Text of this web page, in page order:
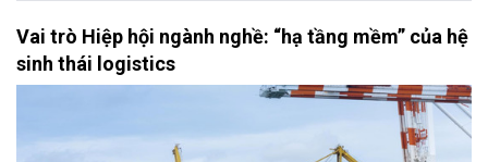
Vai trò Hiệp hội ngành nghề: “hạ tầng mềm” của hệ
sinh thái logistics